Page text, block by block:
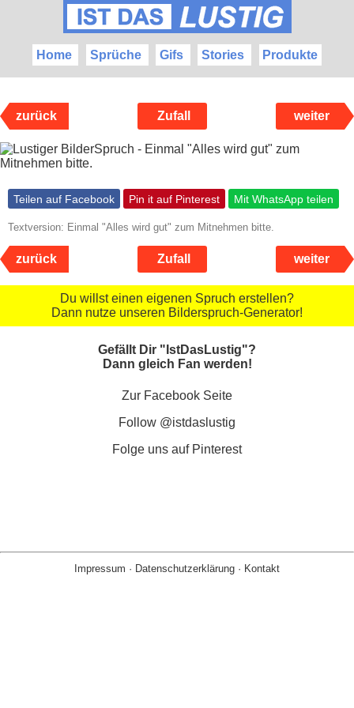
Home Sprüche Gifs Stories Produkte
zurück Zufall weiter
Teilen auf Facebook Pin it auf Pinterest Mit WhatsApp teilen
Textversion: Einmal "Alles wird gut" zum Mitnehmen bitte.
zurück Zufall weiter
Du willst einen eigenen Spruch erstellen?
Dann nutze unseren Bilderspruch-Generator!
Gefällt Dir "IstDasLustig"?
Dann gleich Fan werden!
Zur Facebook Seite
Follow @istdaslustig
Folge uns auf Pinterest
Impressum · Datenschutzerklärung · Kontakt